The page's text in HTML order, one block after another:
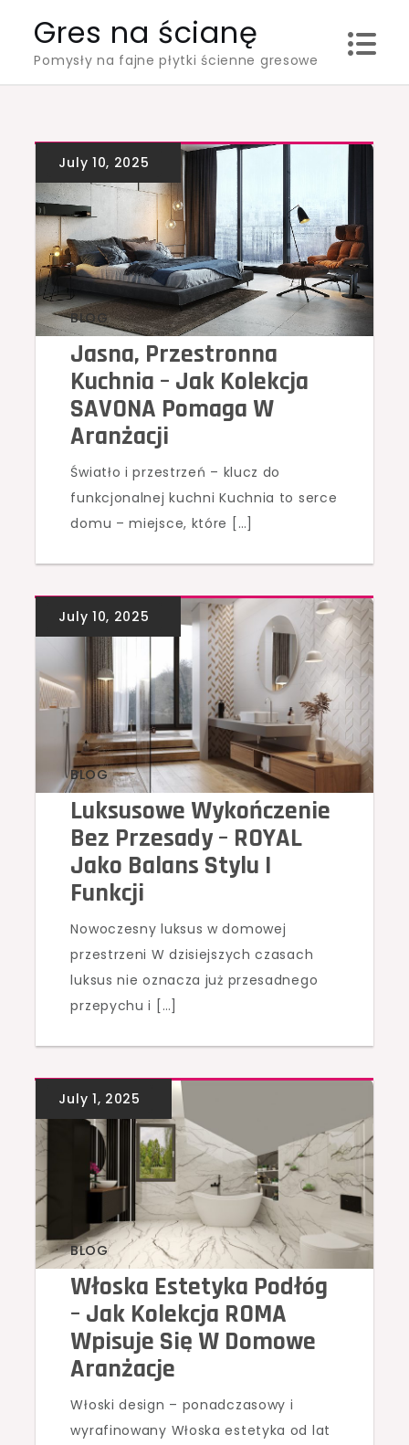
content
Gres na ścianę
Pomysły na fajne płytki ścienne gresowe
BLOG
Jasna, Przestronna
Kuchnia – Jak Kolekcja
SAVONA Pomaga W
Aranżacji
Światło i przestrzeń – klucz do
funkcjonalnej kuchni Kuchnia to serce
domu – miejsce, które […]
BLOG
Luksusowe Wykończenie
Bez Przesady – ROYAL
Jako Balans Stylu I
Funkcji
Nowoczesny luksus w domowej
przestrzeni W dzisiejszych czasach
luksus nie oznacza już przesadnego
przepychu i […]
BLOG
Włoska Estetyka Podłóg
– Jak Kolekcja ROMA
Wpisuje Się W Domowe
Aranżacje
Włoski design – ponadczasowy i
wyrafinowany Włoska estetyka od lat